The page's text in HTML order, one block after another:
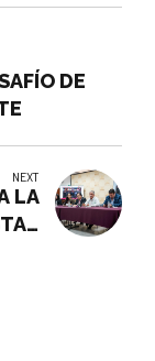
DE
NEXT
LA